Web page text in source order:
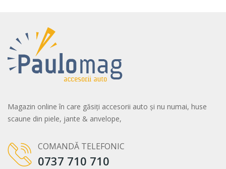
Magazin online în care găsiți accesorii auto și nu numai, huse
scaune din piele, jante & anvelope,
COMANDĂ TELEFONIC
0737 710 710